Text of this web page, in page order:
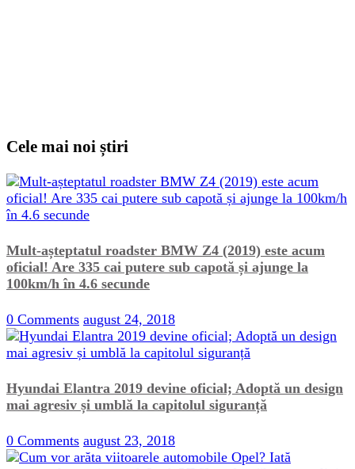
Cele mai noi știri
Mult-așteptatul roadster BMW Z4 (2019) este acum
oficial! Are 335 cai putere sub capotă și ajunge la
100km/h în 4.6 secunde
0 Comments august 24, 2018
Hyundai Elantra 2019 devine oficial; Adoptă un design
mai agresiv și umblă la capitolul siguranță
0 Comments august 23, 2018